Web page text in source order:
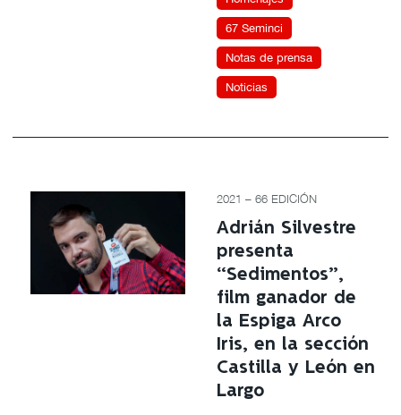
67 Seminci
Notas de prensa
Noticias
2021 – 66 EDICIÓN
Adrián Silvestre
presenta
“Sedimentos”,
film ganador de
la Espiga Arco
Iris, en la sección
Castilla y León en
Largo